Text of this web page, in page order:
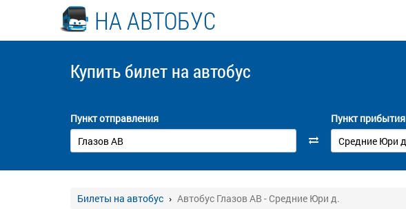
НА АВТОБУС
Купить билет на автобус
Пункт отправления Пункт прибытия
Билеты на автобус Автобус Глазов АВ - Средние Юри д.